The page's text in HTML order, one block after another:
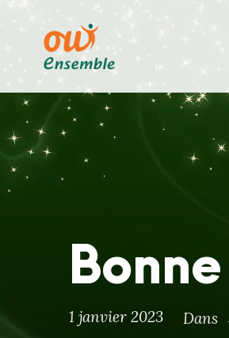
1 janvier 2023 Dans